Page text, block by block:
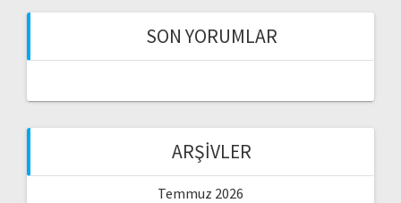
SON YORUMLAR
ARŞIVLER
Temmuz 2026